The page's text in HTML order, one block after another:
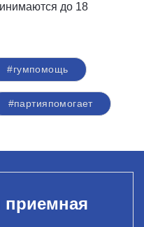
до 18
#гумпомощь
#партияпомогает
приемная